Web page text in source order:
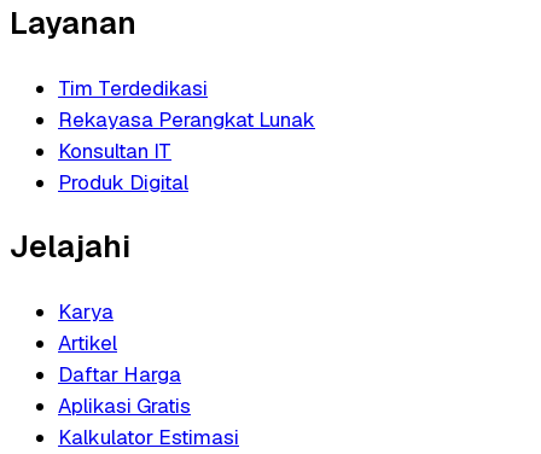
Layanan
Tim Terdedikasi
Rekayasa Perangkat Lunak
Konsultan IT
Produk Digital
Jelajahi
Karya
Artikel
Daftar Harga
Aplikasi Gratis
Kalkulator Estimasi